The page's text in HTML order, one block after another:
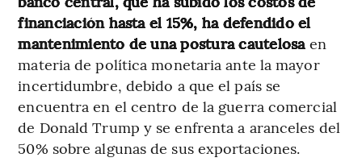
financiación hasta el 15%, ha defendido el
mantenimiento de una postura cautelosaen
materia de política monetaria ante la mayor
incertidumbre, debido a que el país se
encuentra en el centro de la guerra comercial
de Donald Trump y se enfrenta a aranceles del
50% sobre algunas de sus exportaciones.